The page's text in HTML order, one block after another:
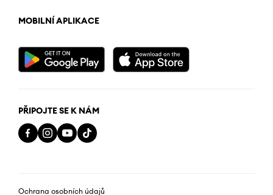
MOBILNÍ APLIKACE
PŘIPOJTE SE K NÁM
Ochrana osobních údajů